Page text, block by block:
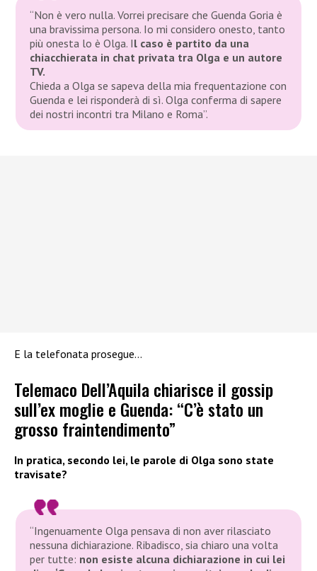
“Non è vero nulla. Vorrei precisare che Guenda Goria è
una bravissima persona. Io mi considero onesto, tanto
più onesta lo è Olga. Il caso è partito da una
chiacchierata in chat privata tra Olga e un autore
TV.
Chieda a Olga se sapeva della mia frequentazione con
Guenda e lei risponderà di sì. Olga conferma di sapere
dei nostri incontri tra Milano e Roma”.
E la telefonata prosegue…
Telemaco Dell’Aquila chiarisce il gossip
sull’ex moglie e Guenda: “C’è stato un
grosso fraintendimento”
In pratica, secondo lei, le parole di Olga sono state
travisate?
“Ingenuamente Olga pensava di non aver rilasciato
nessuna dichiarazione. Ribadisco, sia chiaro una volta
per tutte: non esiste alcuna dichiarazione in cui lei